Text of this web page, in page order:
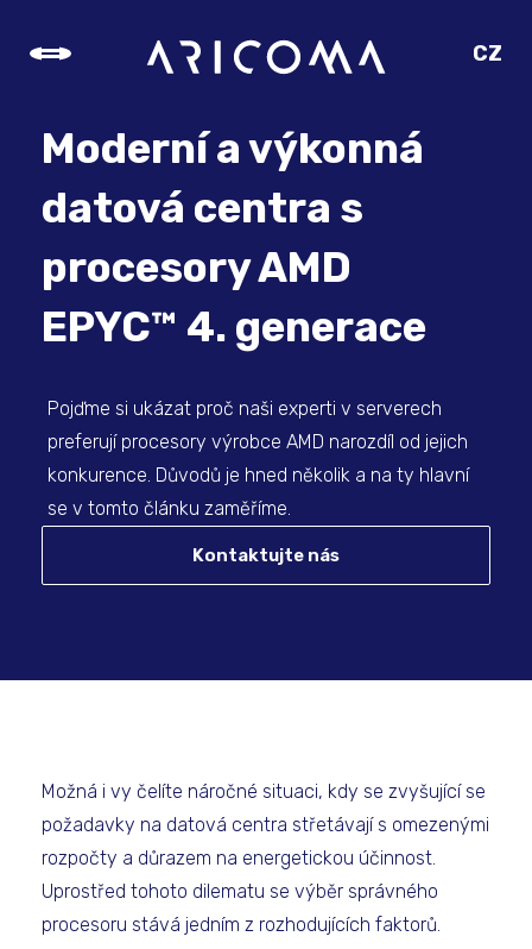
CZ
Moderní a výkonná
datová centra s
procesory AMD
EPYC™ 4. generace
Pojďme si ukázat proč naši experti v serverech
preferují procesory výrobce AMD narozdíl od jejich
konkurence. Důvodů je hned několik a na ty hlavní
se v tomto článku zaměříme.
Kontaktujte nás
Možná i vy čelíte náročné situaci, kdy se zvyšující se
požadavky na datová centra střetávají s omezenými
rozpočty a důrazem na energetickou účinnost.
Uprostřed tohoto dilematu se výběr správného
procesoru stává jedním z rozhodujících faktorů.